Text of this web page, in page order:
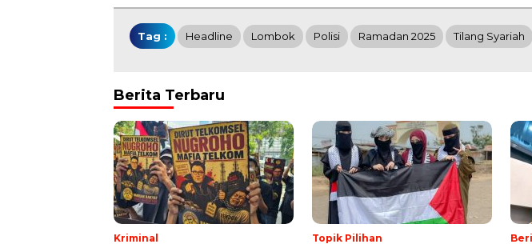
Tag : Headline Lombok Polisi Ramadan 2025 Tilang Syariah
Berita Terbaru
Kriminal Topik Pilihan